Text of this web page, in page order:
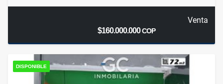
Venta
$160.000.000COP
DISPONIBLE